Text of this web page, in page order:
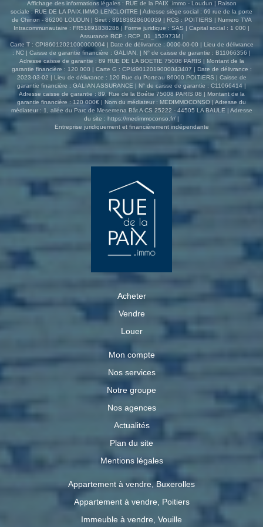
bien est exposé sont disponibles sur le site Géorisques :
www.georisques.gouv.fr
Affichage des informations légales : RUE de la PAIX .immo - Loudun | Raison
sociale : RUE DE LA PAIX.IMMO LENCLOITRE | Adresse siège social : 69 rue de la porte
de Chinon - 86200 LOUDUN | Siret : 89183828600039 | RCS : POITIERS | Numero TVA
Intracommunautaire : FR51891838286 | Forme juridique : SAS | Capital social : 1 000 |
Assurance RCP : RCP_01_153973M |
Carte T : CPI86012021000000004 | Date de délivrance : 0000-00-00 | Lieu de délivrance
: NC | Caisse de garantie financière : GALIAN. | N° de caisse de garantie : B11066356 |
Adresse caisse de garantie : 89 RUE DE LA BOETIE 75008 PARIS | Montant de la
garantie financière : 120 000 | Carte G : CPI49012019000043407 | Date de délivrance :
2023-03-02 | Lieu de délivrance : 120 Rue du Porteau 86000 POITIERS | Caisse de
garantie financière : GALIAN ASSURANCE | N° de caisse de garantie : C11066414 |
Adresse caisse de garantie : 89, Rue de la Boétie 75008 PARIS 08 | Montant de la
garantie financière : 120 000€ | Nom du médiateur : MEDIMMOCONSO | Adresse du
médiateur : 1, allée du Parc de Mesemena Bât A CS 25222 - 44505 LA BAULE | Adresse
du site : https://medimmoconso.fr/ |
Entreprise juridiquement et financièrement indépendante
Acheter
Vendre
Louer
Mon compte
Nos services
Notre groupe
Nos agences
Actualités
Plan du site
Mentions légales
Appartement à vendre, Buxerolles
Appartement à vendre, Poitiers
Immeuble à vendre, Vouille